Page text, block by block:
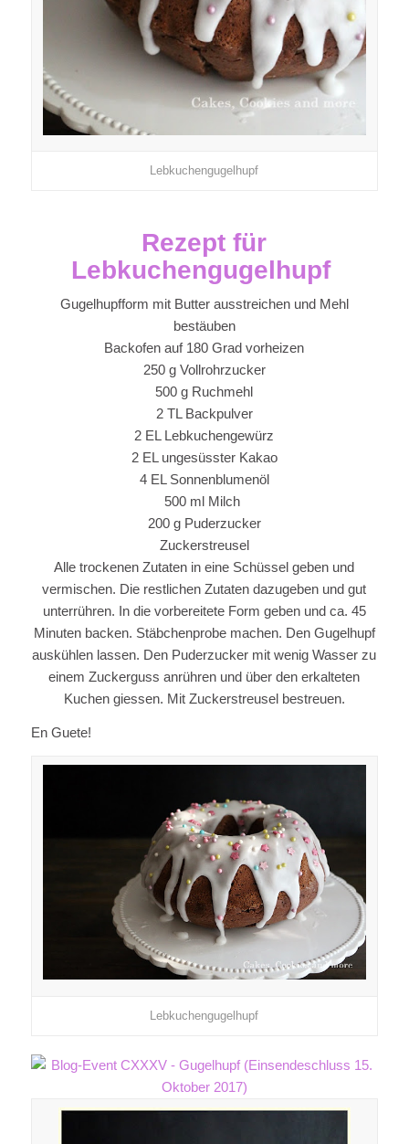
Lebkuchengugelhupf
Rezept für
Lebkuchengugelhupf
Gugelhupfform mit Butter ausstreichen und Mehl
bestäuben
Backofen auf 180 Grad vorheizen
250 g Vollrohrzucker
500 g Ruchmehl
2 TL Backpulver
2 EL Lebkuchengewürz
2 EL ungesüsster Kakao
4 EL Sonnenblumenöl
500 ml Milch
200 g Puderzucker
Zuckerstreusel
Alle trockenen Zutaten in eine Schüssel geben und
vermischen. Die restlichen Zutaten dazugeben und gut
unterrühren. In die vorbereitete Form geben und ca. 45
Minuten backen. Stäbchenprobe machen. Den Gugelhupf
auskühlen lassen. Den Puderzucker mit wenig Wasser zu
einem Zuckerguss anrühren und über den erkalteten
Kuchen giessen. Mit Zuckerstreusel bestreuen.
En Guete!
Lebkuchengugelhupf